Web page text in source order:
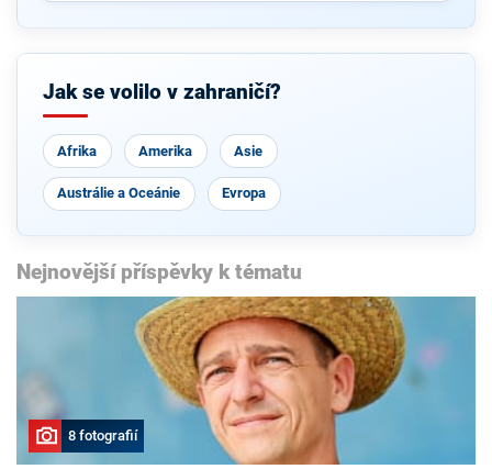
Jak se volilo v zahraničí?
Afrika Amerika Asie
Austrálie a Oceánie Evropa
Nejnovější příspěvky k tématu
8 fotografií